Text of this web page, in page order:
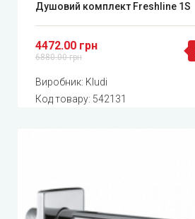
Душовий комплект Freshline 1S
4472.00 грн
6880.00 грн
Виробник: Kludi
Код товару: 542131